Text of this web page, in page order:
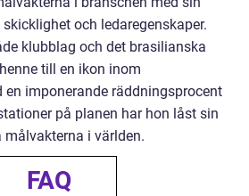
och ledaregenskaper.
klubblag och det brasilianska
till en ikon inom
imponerande räddningsprocent
på planen har hon låst sin
i världen.
FAQ